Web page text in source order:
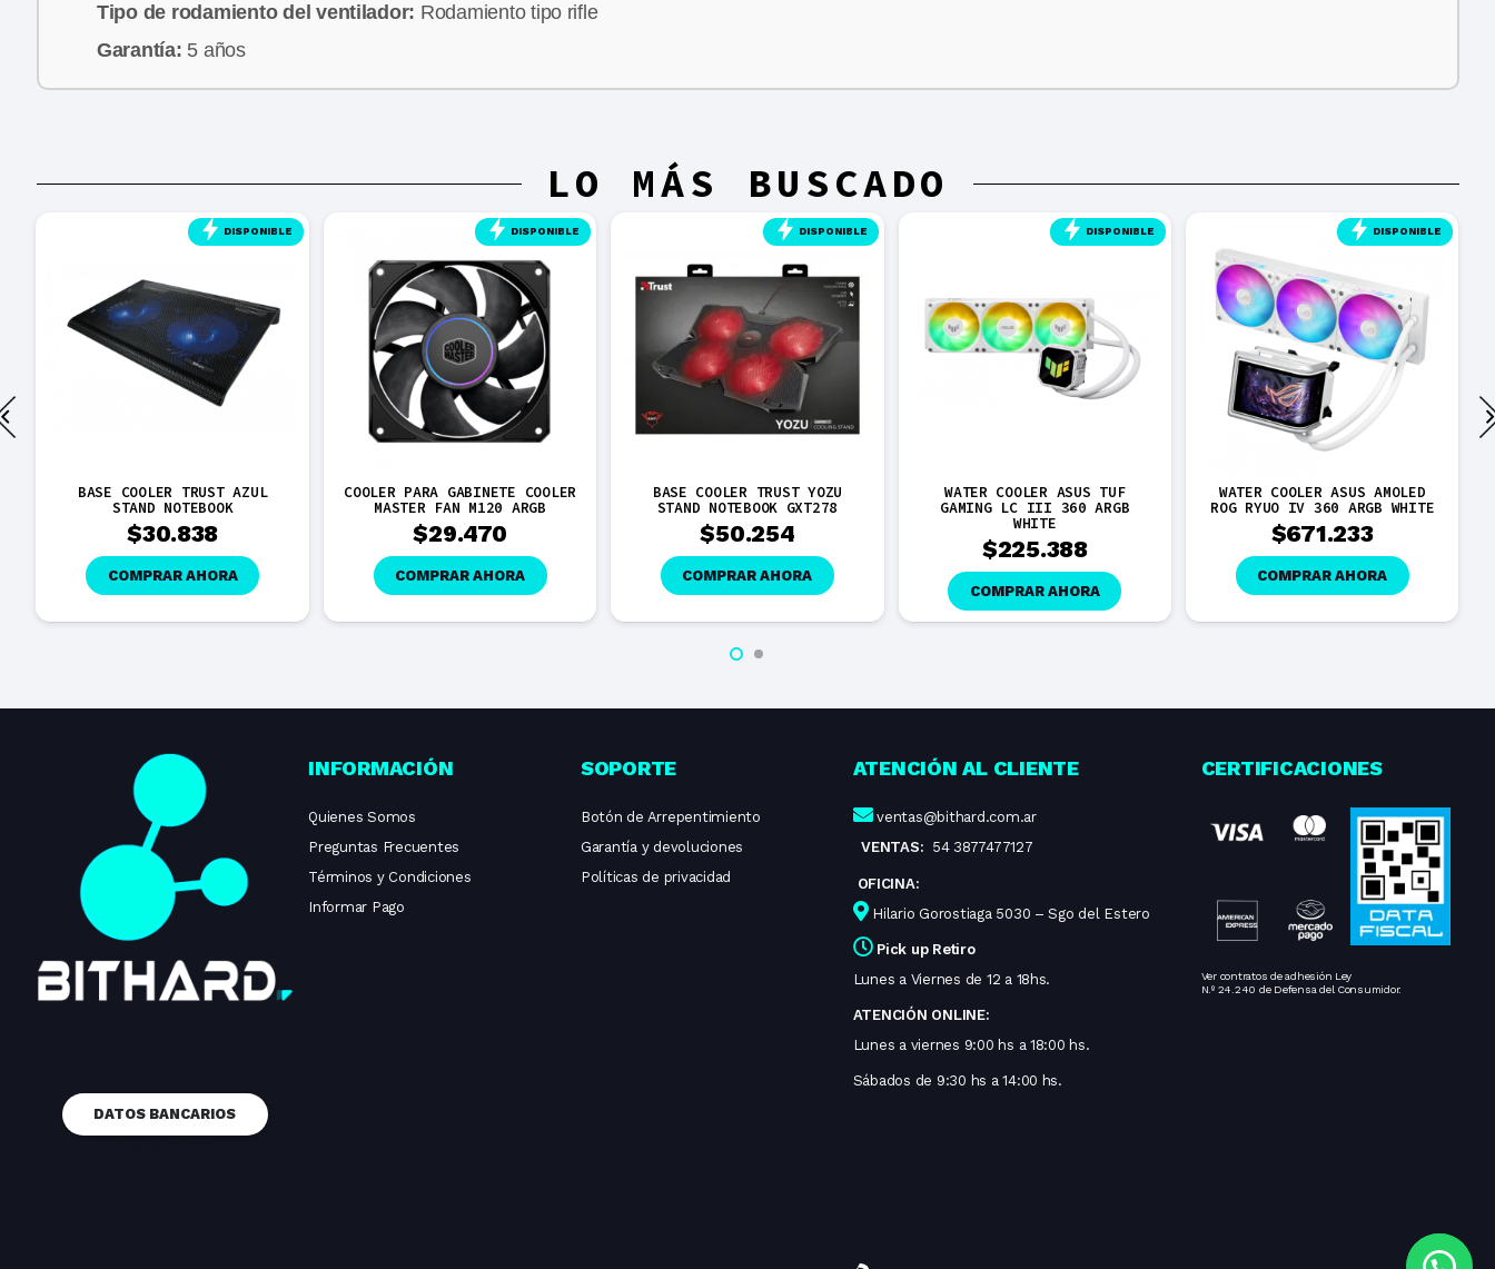
Tipo de rodamiento del ventilador: Rodamiento tipo rifle
Garantía: 5 años
LO MÁS BUSCADO
DISPONIBLE
BASE COOLER TRUST AZUL
STAND NOTEBOOK
$30.838
COMPRAR AHORA
DISPONIBLE
COOLER PARA GABINETE COOLER
MASTER FAN M120 ARGB
$29.470
COMPRAR AHORA
DISPONIBLE
BASE COOLER TRUST YOZU
STAND NOTEBOOK GXT278
$50.254
COMPRAR AHORA
DISPONIBLE
WATER COOLER ASUS TUF
GAMING LC III 360 ARGB
WHITE
$225.388
COMPRAR AHORA
DISPONIBLE
WATER COOLER ASUS AMOLED
ROG RYUO IV 360 ARGB WHITE
$671.233
COMPRAR AHORA
DATOS BANCARIOS
INFORMACIÓN
Quienes Somos
Preguntas Frecuentes
Términos y Condiciones
Informar Pago
SOPORTE
Botón de Arrepentimiento
Garantía y devoluciones
Políticas de privacidad
ATENCIÓN AL CLIENTE
ventas@bithard.com.ar
VENTAS: 54 3877477127
OFICINA:
Hilario Gorostiaga 5030 – Sgo del Estero
Pick up Retiro
Lunes a Viernes de 12 a 18hs.
ATENCIÓN ONLINE:
Lunes a viernes 9:00 hs a 18:00 hs.
Sábados de 9:30 hs a 14:00 hs.
CERTIFICACIONES
Ver contratos de adhesión Ley
N.º 24.240 de Defensa del Consumidor.